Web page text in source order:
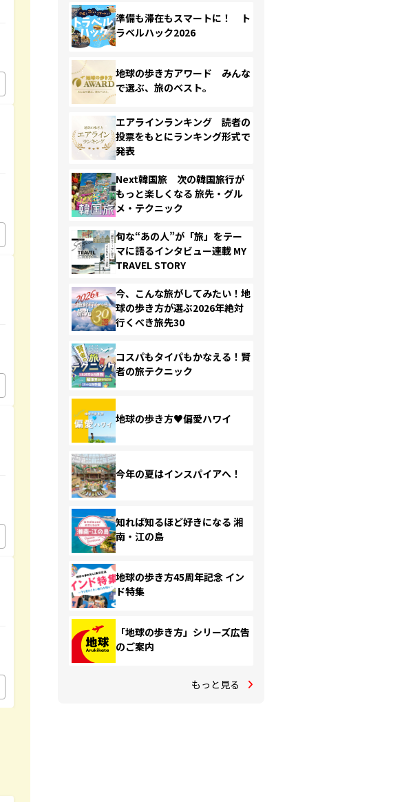
準備も滞在もスマートに！ ト
ラベルハック2026
地球の歩き方アワード みんな
で選ぶ、旅のベスト。
エアラインランキング 読者の
投票をもとにランキング形式で
発表
Next韓国旅 次の韓国旅行が
もっと楽しくなる 旅先・グル
メ・テクニック
旬な“あの人”が「旅」をテー
マに語るインタビュー連載 MY
TRAVEL STORY
今、こんな旅がしてみたい！地
球の歩き方が選ぶ2026年絶対
行くべき旅先30
コスパもタイパもかなえる！賢
者の旅テクニック
地球の歩き方♥偏愛ハワイ
今年の夏はインスパイアへ！
知れば知るほど好きになる 湘
南・江の島
地球の歩き方45周年記念 イン
ド特集
「地球の歩き方」シリーズ広告
のご案内
もっと見る